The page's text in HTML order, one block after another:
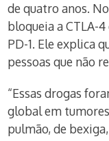
de quatro anos.
bloqueia a CTLA-
PD-1. Ele explica
pessoas que não
“Essas drogas
global em
pulmão, de